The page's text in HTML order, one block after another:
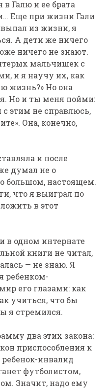
Галю и ее брата
Еще при жизни Гали
выпал из жизни, я
А дети же ничего
ничего не знают.
мальчишек с
и я научу их, как
жизнь?» Но она
Но и ты меня пойми:
с этим не справлюсь,
Она, конечно,
и после
думал не о
большом, настоящем.
что я выиграл по
в этот
в одном интернате
книги не читал,
— не знаю. Я
ребенком-
его глазами: как
учиться, что бы
я стремился.
два этих закона:
приспособления к
инвалид
футболистом,
Значит, надо ему